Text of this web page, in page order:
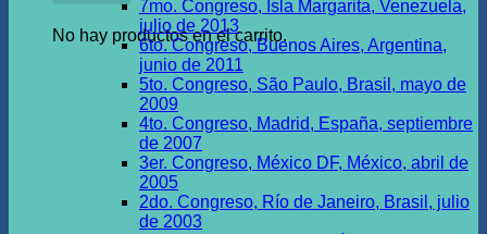
No hay productos en el carrito.
7mo. Congreso, Isla Margarita, Venezuela,
julio de 2013
6to. Congreso, Buenos Aires, Argentina,
junio de 2011
5to. Congreso, São Paulo, Brasil, mayo de
2009
4to. Congreso, Madrid, España, septiembre
de 2007
3er. Congreso, México DF, México, abril de
2005
2do. Congreso, Río de Janeiro, Brasil, julio
de 2003